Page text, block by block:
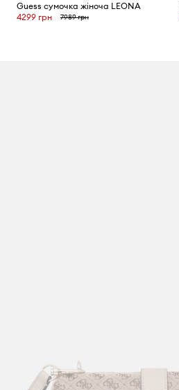
Guess сумочка жіноча LEONA
4299 грн
7989 грн